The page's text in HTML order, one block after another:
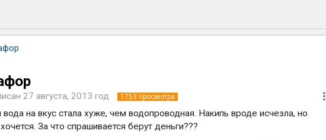
27 августа, 2013 год 1753 просмотра
на вкус стала хуже, чем водопроводная. Накипь вроде исчезла, но
За что спрашивается берут деньги???